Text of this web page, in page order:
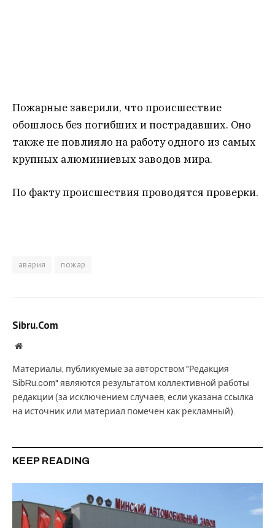
Пожарные заверили, что происшествие
обошлось без погибших и пострадавших. Оно
также не повлияло на работу одного из самых
крупных алюминиевых заводов мира.
По факту происшествия проводятся проверки.
авария пожар
Sibru.Com
Website
Материалы, публикуемые за авторством "Редакция
SibRu.com" являются результатом коллективной работы
редакции (за исключением случаев, если указана ссылка
на источник или материал помечен как рекламный).
KEEP READING